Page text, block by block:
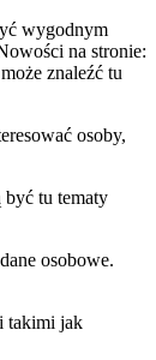
wygodnym
na stronie:
znaleźć tu
osoby,
być tu tematy
osobowe.
takimi jak